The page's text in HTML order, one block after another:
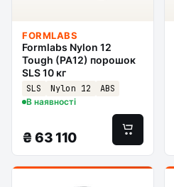
FORMLABS
Formlabs Nylon 12
Tough (PA12) порошок
SLS 10 кг
SLS Nylon 12 ABS
В наявності
₴ 63 110